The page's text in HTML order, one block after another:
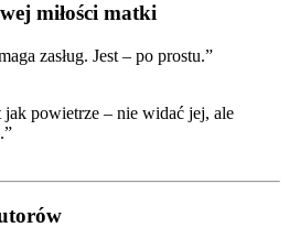
miłości matki
zasług. Jest – po prostu.”
jak powietrze – nie widać jej, ale